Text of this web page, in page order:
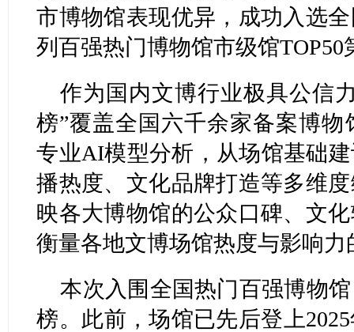
市博物馆表现优异，成功入选
列百强热门博物馆市级馆TOP50
作为国内文博行业极具公信
榜”覆盖全国六千余家备案博
专业AI模型分析，从场馆基础
播热度、文化品牌打造等多维
映各大博物馆的公众口碑、文
衡量各地文博场馆热度与影响
本次入围全国热门百强博物
榜。此前，场馆已先后登上